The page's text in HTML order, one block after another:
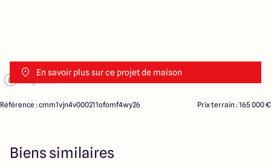
En savoir plus sur ce projet de maison
Référence : cmm1vjn4v000211ofomf4wy26 Prix terrain : 165 000 €
Biens similaires